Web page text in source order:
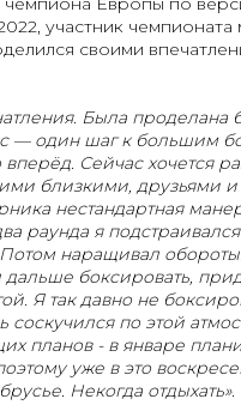
участник чемпионата
своими
Была проделана
— один шаг к большим
Сейчас хочется
близкими, друзьями и
нестандартная
раунда я
наращивал
дальше боксировать,
Я так давно не
соскучился по этой
планов - в январе
уже в это
Некогда отдыхать».